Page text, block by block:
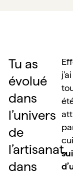
Tu as
évolué
dans
l’univers
de
l’artisanat,
dans
j’ai